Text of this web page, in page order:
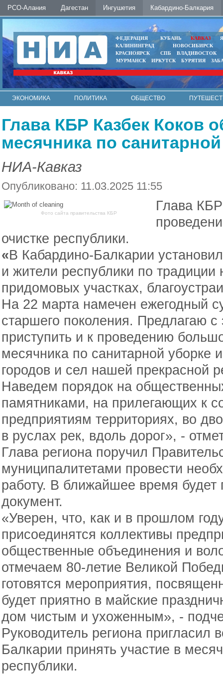
РСО-Алания Дагестан Ингушетия Кабардино-Балкария
ФЕДЕРАЦИЯ КУБАНЬ КАВКАЗ
КАЛИНИНГРАД
НОВОСИБИРСК
КРАСНОЯРСК
СПБ
ВЛАДИВОСТОК
МУРМАНСК
ИРКУТСК БУРЯТИЯ
ЭКОНОМИКА ПОЛИТИКА ОБЩЕСТВО
Глава КБР Казбек Коков
месячника по
НИА-Кавказ
Опубликовано: 11.03.2025 11:55
Фото сайта правительства КБР
Глава
очистке республики.
«В Кабардино-Балкарии
и жители республики по традиции
придомовых участках,
На 22 марта намечен ежегодный
старшего поколения. Предлагаю с
приступить и к проведению
месячника по санитарной уборке
городов и сел нашей прекрасной
Наведем порядок на
памятниками, на прилегающих к
предприятиям территориях, во
в руслах рек, вдоль дорог», -
Глава региона поручил
муниципалитетами провести
работу. В ближайшее время будет
документ.
«Уверен, что, как и в прошлом
присоединятся коллективы
общественные объединения и
отмечаем 80-летие Великой
готовятся мероприятия,
будет приятно в майские
дом чистым и ухоженным», -
Руководитель региона пригласил
Балкарии принять участие в
республики.